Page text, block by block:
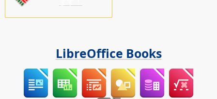
LibreOffice Books